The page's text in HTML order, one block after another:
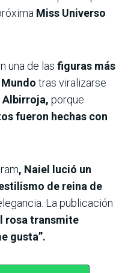
Miss Universo
una de las figuras más
tras viralizarse
porque
fueron hechas con
, Naiel lució un
de reina de
La publicación
rosa transmite
gusta”.